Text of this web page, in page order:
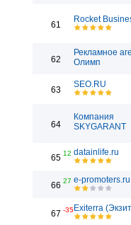
61
Rocket
62
Рекламное
Олимп
63
SEO.RU
64
Компания
SKYGARANT
65 12 datainlife.ru
66 27 e-promoters.ru
67 -35Exiterra